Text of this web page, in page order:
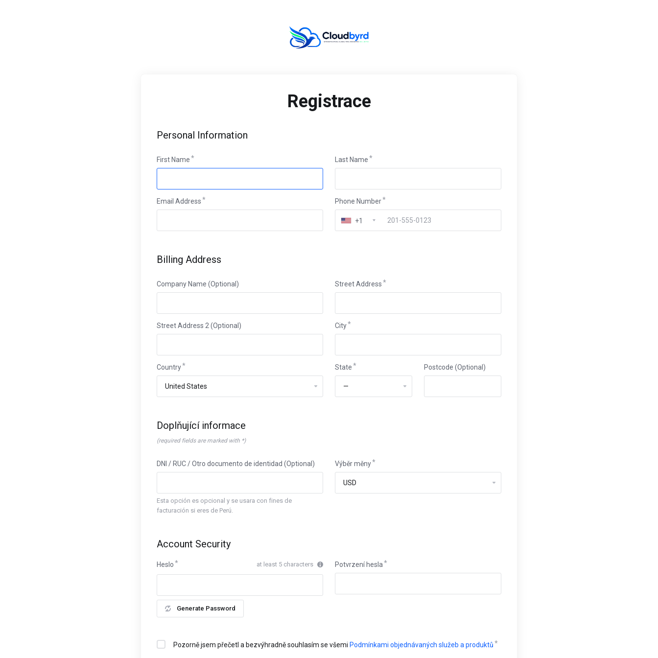
Registrace
Personal Information
First Name Last Name
Email Address Phone Number
+1
Billing Address
Company Name (Optional) Street Address
Street Address 2 (Optional) City
Country State Postcode (Optional)
Doplňující informace
(required fields are marked with *)
DNI / RUC / Otro documento de identidad (Optional)
Esta opción es opcional y se usara con fines de
facturación si eres de Perú.
Výběr měny
Account Security
Heslo at least 5 characters
Generate Password
Potvrzení hesla
Pozorně jsem přečetl a bezvýhradně souhlasím se všemi Podmínkami objednávaných služeb a produktů